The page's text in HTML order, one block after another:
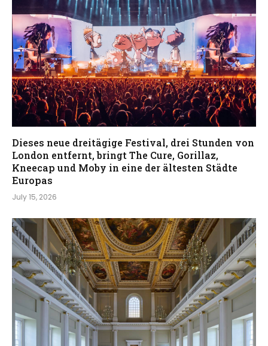
Dieses neue dreitägige Festival, drei Stunden von
London entfernt, bringt The Cure, Gorillaz,
Kneecap und Moby in eine der ältesten Städte
Europas
July 15, 2026